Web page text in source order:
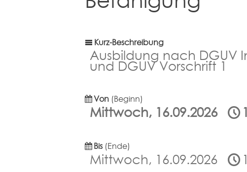
Kurz-Beschreibung
Ausbildung nach DGUV
und DGUV Vorschrift 1
Von (Beginn)
Mittwoch, 16.09.2026
Bis (Ende)
Mittwoch, 16.09.2026